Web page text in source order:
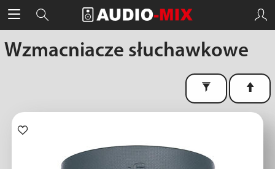
Wzmacniacze słuchawkowe